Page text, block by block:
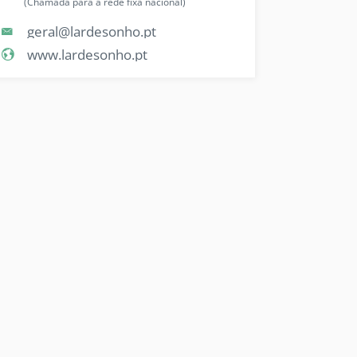
geral@lardesonho.pt
www.lardesonho.pt